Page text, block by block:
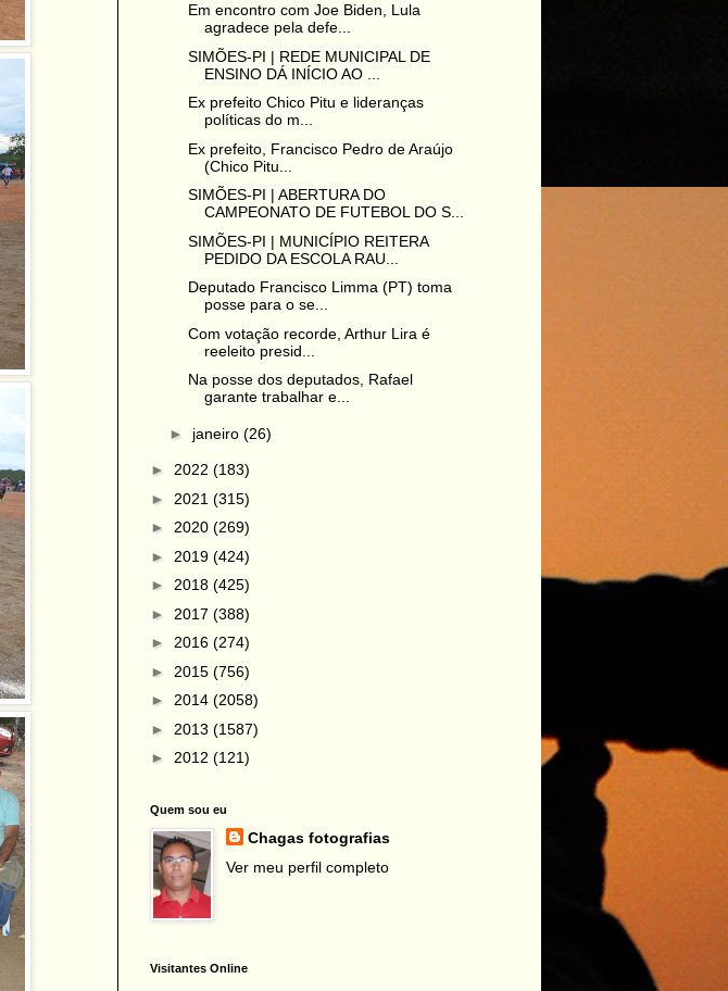
Em encontro com Joe Biden, Lula
agradece pela defe...
SIMÕES-PI | REDE MUNICIPAL DE
ENSINO DÁ INÍCIO AO ...
Ex prefeito Chico Pitu e lideranças
políticas do m...
Ex prefeito, Francisco Pedro de Araújo
(Chico Pitu...
SIMÕES-PI | ABERTURA DO
CAMPEONATO DE FUTEBOL DO S...
SIMÕES-PI | MUNICÍPIO REITERA
PEDIDO DA ESCOLA RAU...
Deputado Francisco Limma (PT) toma
posse para o se...
Com votação recorde, Arthur Lira é
reeleito presid...
Na posse dos deputados, Rafael
garante trabalhar e...
► janeiro (26)
► 2022 (183)
► 2021 (315)
► 2020 (269)
► 2019 (424)
► 2018 (425)
► 2017 (388)
► 2016 (274)
► 2015 (756)
► 2014 (2058)
► 2013 (1587)
► 2012 (121)
Quem sou eu
Chagas fotografias
Ver meu perfil completo
Visitantes Online